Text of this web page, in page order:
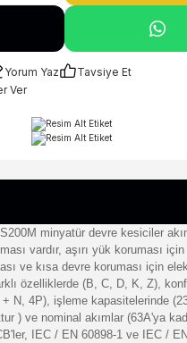
Yorum Yaz
Tavsiye Et
Ver
minyatür devre kesiciler akım
vardır, aşırı yük koruması
ve kısa devre koruması için
özelliklerde (B, C, D, K, Z),
N, 4P), işleme kapasitelerinde
) ve nominal akımlar (63A'ya
IEC / EN 60898-1 ve IEC /